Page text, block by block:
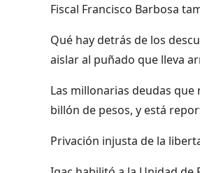
Fiscal Francisco Barbosa
Qué hay detrás de los
aislar al puñado que lleva
Las millonarias deudas
billón de pesos, y está
Privación injusta de la